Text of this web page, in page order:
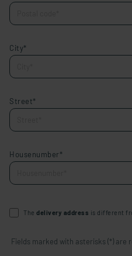
City*
Street*
Housenumber*
The delivery address is different
Fields marked with asterisks (*) are